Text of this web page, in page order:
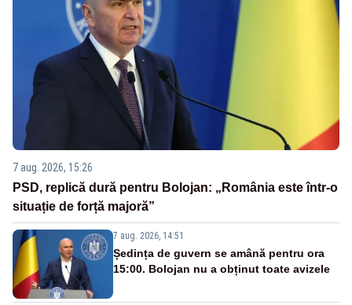
7 aug. 2026, 15:26
PSD, replică dură pentru Bolojan: „România este într-o
situație de forță majoră”
7 aug. 2026, 14:51
Ședința de guvern se amână pentru ora
15:00. Bolojan nu a obținut toate avizele